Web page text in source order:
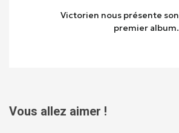
Victorien nous présente son
premier album.
Vous allez aimer !